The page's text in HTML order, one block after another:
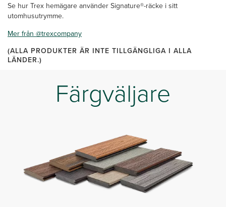
Se hur Trex hemägare använder Signature®-räcke i sitt
utomhusutrymme.
Mer från @trexcompany
(ALLA PRODUKTER ÄR INTE TILLGÄNGLIGA I ALLA
LÄNDER.)
Färgväljare